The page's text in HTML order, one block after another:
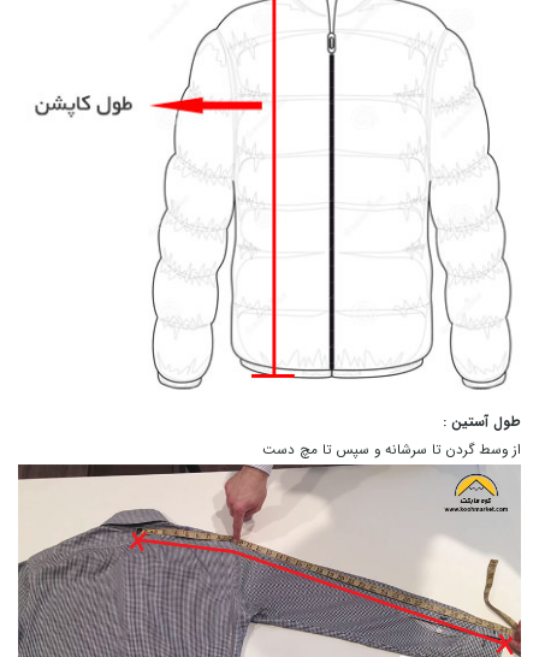
طول آستین :
از وسط گردن تا سرشانه و سپس تا مچ دست